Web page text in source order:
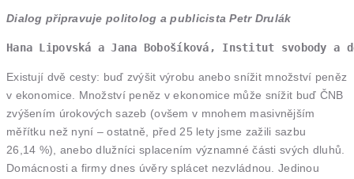
Dialog připravuje politolog a publicista Petr Drulák
Hana Lipovská a Jana Bobošíková, Institut svobody a
Existují dvě cesty: buď zvýšit výrobu anebo snížit množství peněz
v ekonomice. Množství peněz v ekonomice může snížit buď ČNB
zvýšením úrokových sazeb (ovšem v mnohem masivnějším
měřítku než nyní – ostatně, před 25 lety jsme zažili sazbu
26,14 %), anebo dlužníci splacením významné části svých dluhů.
Domácnosti a firmy dnes úvěry splácet nezvládnou. Jedinou